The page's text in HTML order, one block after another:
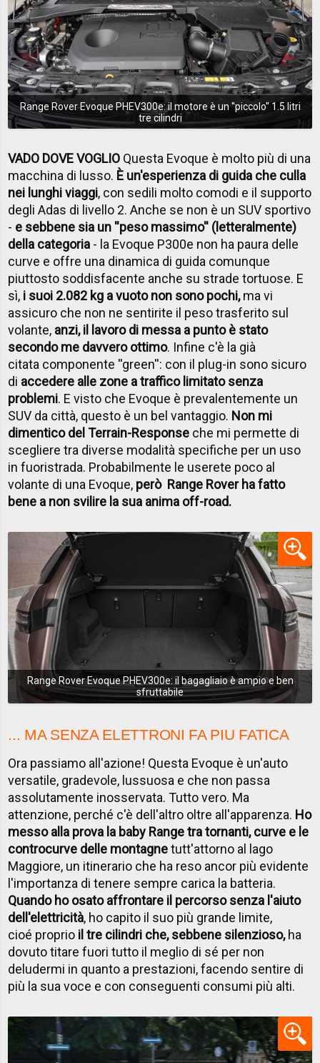
Range Rover Evoque PHEV300e: il motore è un ''piccolo'' 1.5 litri
tre cilindri
VADO DOVE VOGLIO Questa Evoque è molto più di una
macchina di lusso. È un'esperienza di guida che culla
nei lunghi viaggi, con sedili molto comodi e il supporto
degli Adas di livello 2. Anche se non è un SUV sportivo
- e sebbene sia un ''peso massimo'' (letteralmente)
della categoria - la Evoque P300e non ha paura delle
curve e offre una dinamica di guida comunque
piuttosto soddisfacente anche su strade tortuose. E
sì, i suoi 2.082 kg a vuoto non sono pochi,ma vi
assicuro che non ne sentirite il peso trasferito sul
volante, anzi, il lavoro di messa a punto è stato
secondo me davvero ottimo. Infine c'è la già
citata componente ''green'': con il plug-in sono sicuro
di accedere alle zone a traffico limitato senza
problemi. E visto che Evoque è prevalentemente un
SUV da città, questo è un bel vantaggio. Non mi
dimentico del Terrain-Response che mi permette di
scegliere tra diverse modalità specifiche per un uso
in fuoristrada. Probabilmente le userete poco al
volante di una Evoque, però Range Rover ha fatto
bene a non svilire la sua anima off-road.
Range Rover Evoque PHEV300e: il bagagliaio è ampio e ben
sfruttabile
... MA SENZA ELETTRONI FA PIU FATICA
Ora passiamo all'azione! Questa Evoque è un'auto
versatile, gradevole, lussuosa e che non passa
assolutamente inosservata. Tutto vero. Ma
attenzione, perché c'è dell'altro oltre all'apparenza. Ho
messo alla prova la baby Range tra tornanti, curve e le
controcurve delle montagnetutt'attorno al lago
Maggiore, un itinerario che ha reso ancor più evidente
l'importanza di tenere sempre carica la batteria.
Quando ho osato affrontare il percorso senza l'aiuto
dell'elettricità, ho capito il suo più grande limite,
cioé proprio il tre cilindri che, sebbene silenzioso,ha
dovuto titare fuori tutto il meglio di sé per non
deludermi in quanto a prestazioni, facendo sentire di
più la sua voce e con conseguenti consumi più alti.